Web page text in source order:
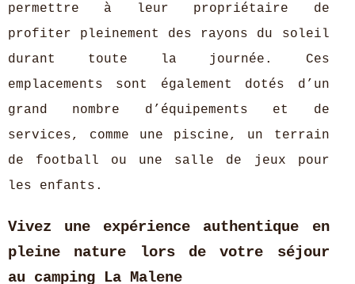
permettre à leur propriétaire de
profiter pleinement des rayons du soleil
durant toute la journée. Ces
emplacements sont également dotés d’un
grand nombre d’équipements et de
services, comme une piscine, un terrain
de football ou une salle de jeux pour
les enfants.
Vivez une expérience authentique en
pleine nature lors de votre séjour
au camping La Malene